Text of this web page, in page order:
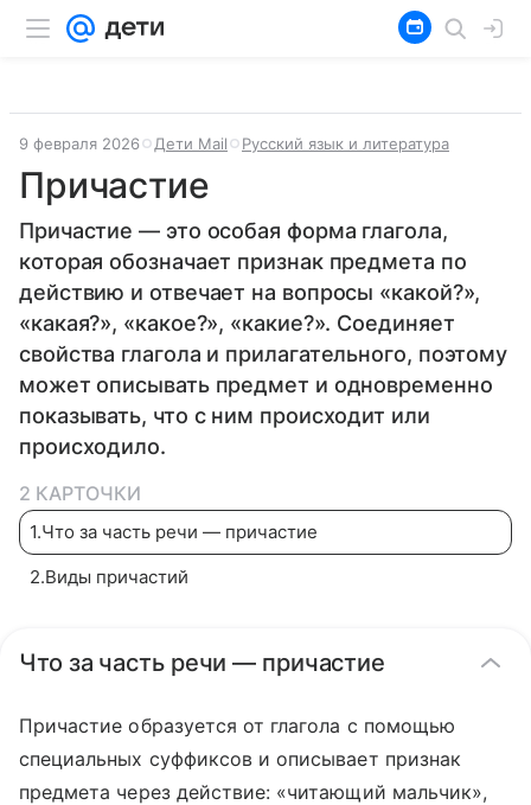
9 февраля 2026 Дети Mail Русский язык и литература
Причастие
Причастие — это особая форма глагола,
которая обозначает признак предмета по
действию и отвечает на вопросы «какой?»,
«какая?», «какое?», «какие?». Соединяет
свойства глагола и прилагательного, поэтому
может описывать предмет и одновременно
показывать, что с ним происходит или
происходило.
2 КАРТОЧКИ
1.Что за часть речи — причастие
2.Виды причастий
Что за часть речи — причастие
Причастие образуется от глагола с помощью
специальных суффиксов и описывает признак
предмета через действие: «читающий мальчик»,